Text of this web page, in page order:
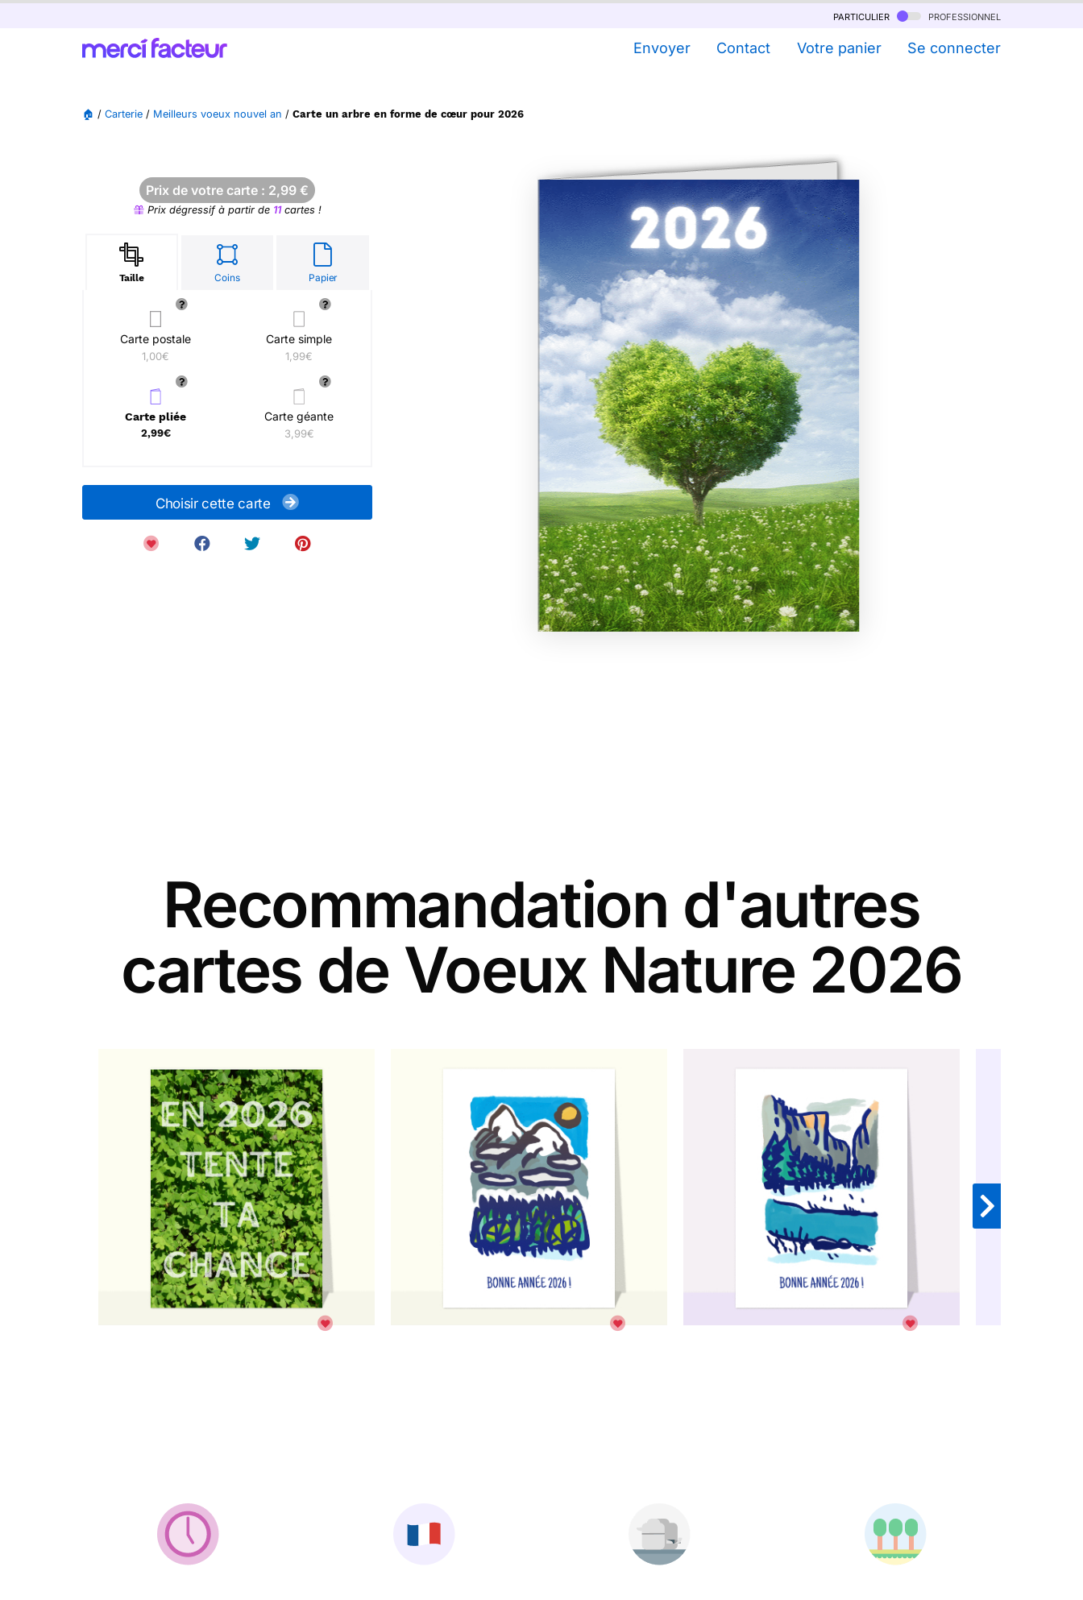
particulier professionnel
Envoyer Contact Votre panier Se connecter
🏠 / Carterie / Meilleurs voeux nouvel an / Carte un arbre en forme de cœur pour 2026
Prix de votre carte : 2,99 €
Prix dégressif à partir de 11cartes !
Taille Coins Papier
Carte postale
1,00€
Carte simple
1,99€
Carte pliée
2,99€
Carte géante
3,99€
Choisir cette carte
Recommandation d'autres
cartes de Voeux Nature 2026